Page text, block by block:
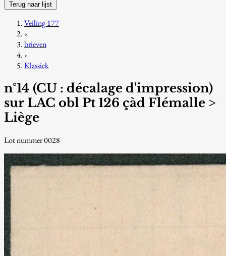
Terug naar lijst
Veiling 177
›
brieven
›
Klassiek
n°14 (CU : décalage d'impression)
sur LAC obl Pt 126 çàd Flémalle >
Liège
Lot nummer 0028